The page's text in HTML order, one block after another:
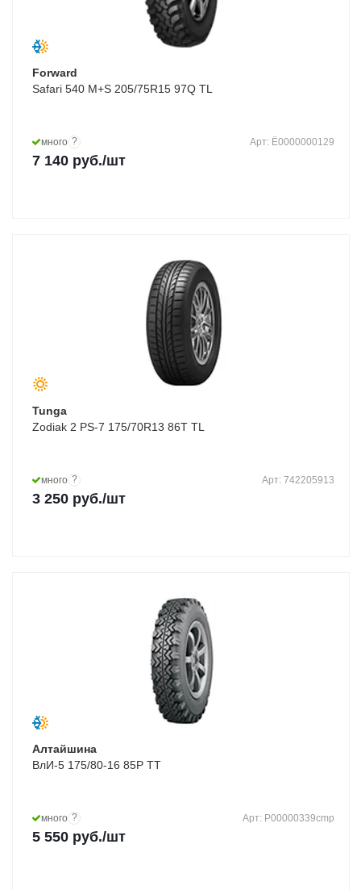
Forward
Safari 540 M+S 205/75R15 97Q TL
много ? Арт: Ё0000000129
7 140 руб./шт
Tunga
Zodiak 2 PS-7 175/70R13 86T TL
много ? Арт: 742205913
3 250 руб./шт
Алтайшина
ВлИ-5 175/80-16 85P TT
много ? Арт: Р00000339cmp
5 550 руб./шт